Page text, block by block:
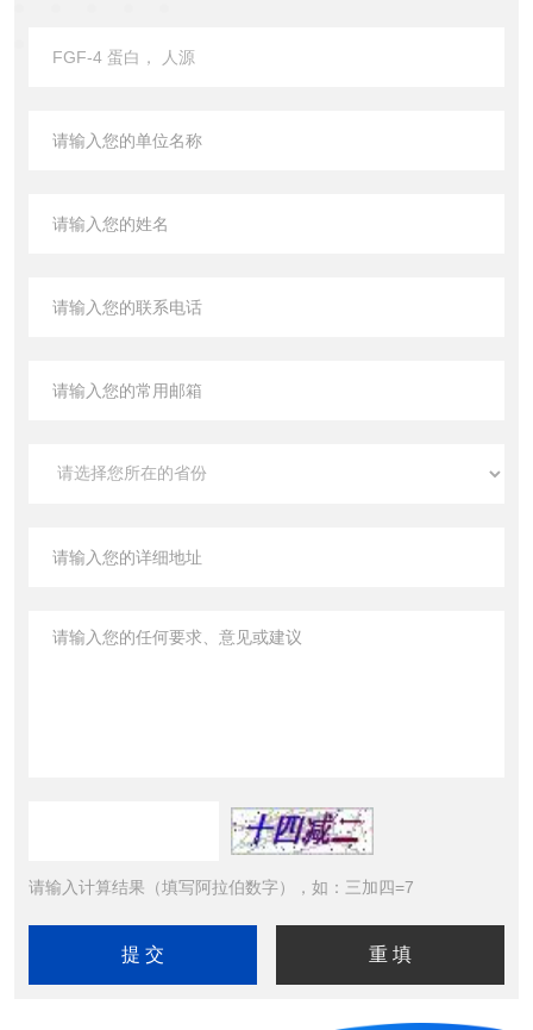
请输入计算结果（填写阿拉伯数字），如：三加四=7